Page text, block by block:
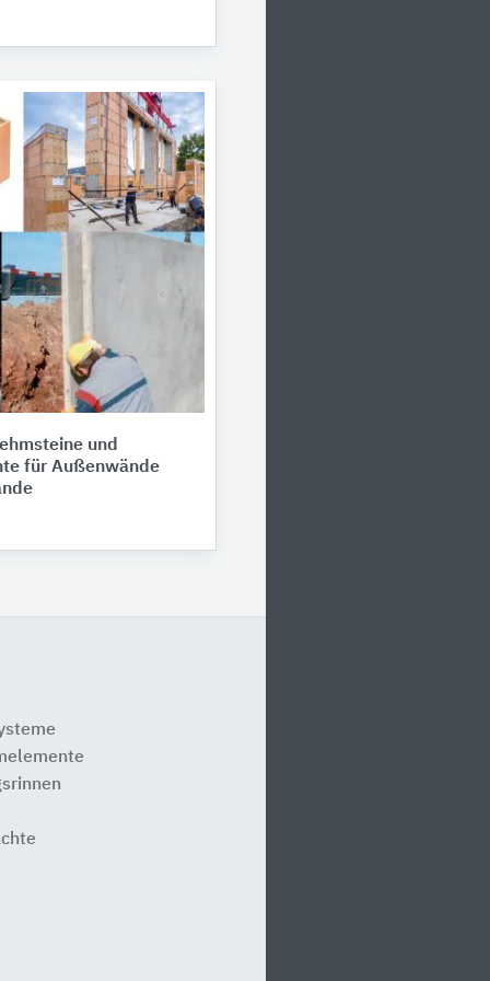
und
für Außenwände